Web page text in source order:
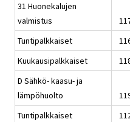
31 Huonekalujen
valmistus
Tuntipalkkaiset
Kuukausipalkkaiset
D Sähkö- kaasu- ja
lämpöhuolto
Tuntipalkkaiset